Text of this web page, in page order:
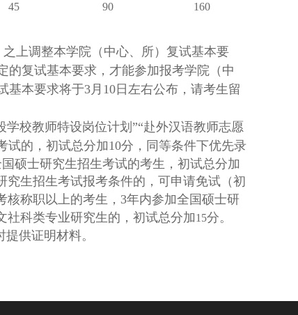
45 90 160
上调整本学院（中心、所）复试基本要
的复试基本要求，才能参加报考学院（中
本要求将于3月10日左右公布，请考生留
学校教师特设岗位计划”“赴外汉语教师志愿
试的，初试总分加10分，同等条件下优先录
硕士研究生招生考试的考生，初试总分加
生招生考试报考条件的，可申请免试（初
核称职以上的考生，3年内参加全国硕士研
社科类专业研究生的，初试总分加15分。
供证明材料。